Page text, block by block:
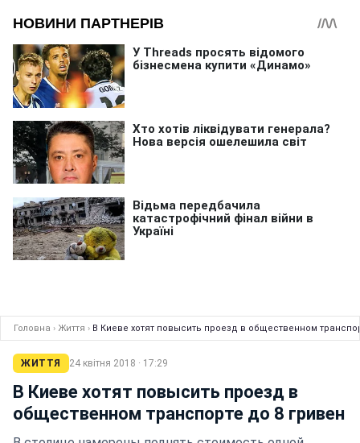
Головна › Життя › В Киеве хотят повысить проезд в общественном
ЖИТТЯ 24 квітня 2018 · 17:29
В Киеве хотят повысить проезд в
общественном транспорте до 8 гривен